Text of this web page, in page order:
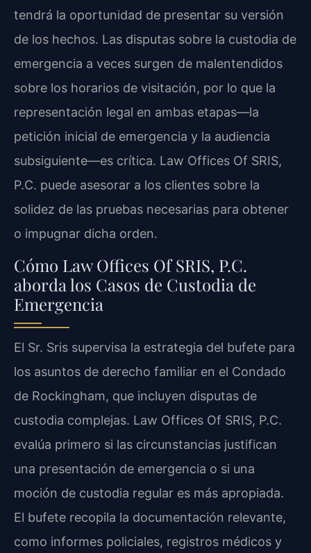
tendrá la oportunidad de presentar su versión
de los hechos. Las disputas sobre la custodia de
emergencia a veces surgen de malentendidos
sobre los horarios de visitación, por lo que la
representación legal en ambas etapas—la
petición inicial de emergencia y la audiencia
subsiguiente—es crítica. Law Offices Of SRIS,
P.C. puede asesorar a los clientes sobre la
solidez de las pruebas necesarias para obtener
o impugnar dicha orden.
Cómo Law Offices Of SRIS, P.C.
aborda los Casos de Custodia de
Emergencia
El Sr. Sris supervisa la estrategia del bufete para
los asuntos de derecho familiar en el Condado
de Rockingham, que incluyen disputas de
custodia complejas. Law Offices Of SRIS, P.C.
evalúa primero si las circunstancias justifican
una presentación de emergencia o si una
moción de custodia regular es más apropiada.
El bufete recopila la documentación relevante,
como informes policiales, registros médicos y